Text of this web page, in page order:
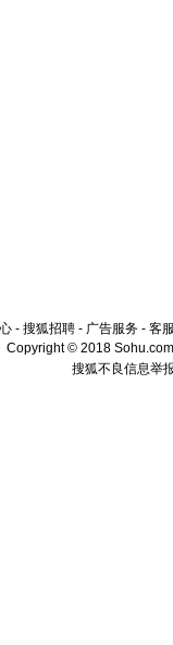
- 搜狐招聘 - 广告服务 - 客
Copyright © 2018
搜狐不良信息举